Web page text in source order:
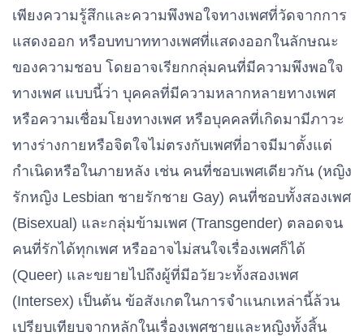
เพียงความรู้สึกและความพึงพอใจทางเพศที่วัดจากการ
แสดงออก หรือบทบาททางเพศที่แสดงออกในลักษณะ
ของความชอบ โดยอาจเรียกกลุ่มคนที่มีความพึงพอใจ
ทางเพศ แบบนี้ว่า บุคคลที่มีความหลากหลายทางเพศ
หรือความเชื่อมโยงทางเพศ หรือบุคคลที่เกิดมามีภาวะ
ทางร่างกายหรือจิตใจไม่ตรงกับเพศที่อาจมีมาตั้งแต่
กําเนิดหรือในภายหลัง เช่น คนที่ชอบเพศเดียวกัน (หญิง
รักหญิง Lesbian ชายรักชาย Gay) คนที่ชอบทั้งสองเพศ
(Bisexual) และกลุ่มข้ามเพศ (Transgender) ตลอดจน
คนที่รักได้ทุกเพศ หรืออาจไม่สนใจเรื่องเพศก็ได้
(Queer) และขยายไปถึงผู้ที่มีอวัยวะทั้งสองเพศ
(Intersex) เป็นต้น ข้อสังเกตในการจําแนกเหล่านี้ล้วน
เปรียบเทียบจากหลักในเรื่องเพศชายและหญิงทั้งสิ้น